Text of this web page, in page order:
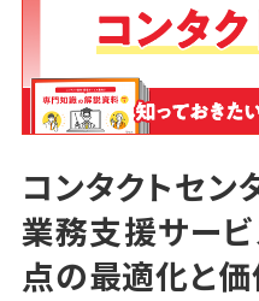
コンタクトセン
業務支援サー
点の最適化と